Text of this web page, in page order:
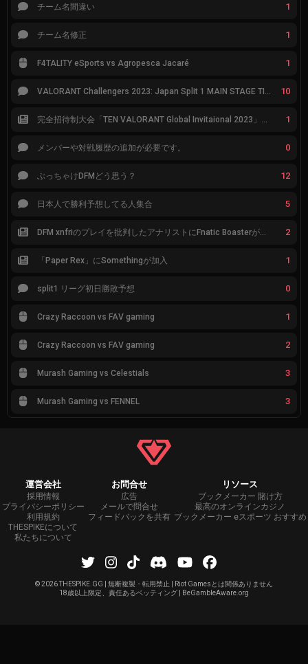
チーム名間違い 1
チーム名修正 1
F4TALITY eSports vs Agropesca Jacaré 1
10
1
メンバーや対戦履歴の追加が必要です。 0
ぶっちゃけDFMどう思う？ 12
日本人で勝利予想してる人集合 5
DFM xnfriのプレイを批判したアナリストにFnatic Boasterが反応「DFMは仕組みの強化が必要なだけ」 2
「Paper Rex」にSomethingが加入 1
split1 リーグ初日勝敗予想 0
Crazy Raccoon vs FAV gaming 1
Crazy Raccoon vs FAV gaming 2
Murash Gaming vs Celestials 3
Murash Gaming vs FENNEL 3
運営会社
採用情報
プライバシーポリシー
利用規約
THESPIKEについて
私たちについて
お問合せ
広告
メールで問合せ
フィードバックを共有
リソース
ブックメーカー 賭け方
最高のオンラインカジノ
ブックメーカー eスポーツ おすすめ
©2026 THESPIKE.GG | 無断複製・転用禁止 | Riot Gamesとは関係ありません
18歳以上限定、責任あるベッティング | BeGambleAware.org